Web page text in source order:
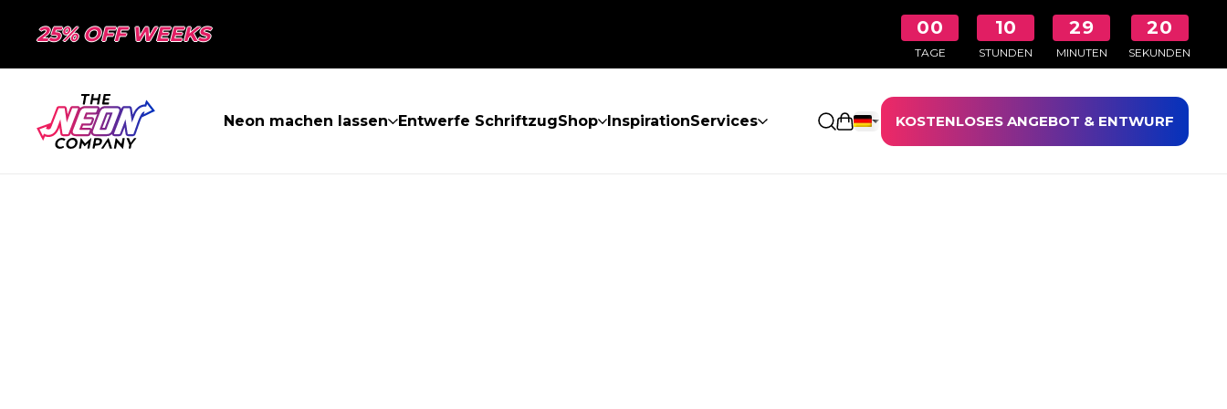
25% OFF WEEKS 00
TAGE
10
STUNDEN
29
MINUTEN
20
SEKUNDEN
Neon machen lassen Entwerfe SchriftzugShop InspirationServices Einkaufswagen öffnen
KOSTENLOSES ANGEBOT & ENTWURF